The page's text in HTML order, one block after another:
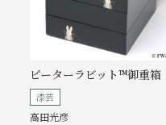
ピーターラビット™御重箱
漆芸
高田光彦